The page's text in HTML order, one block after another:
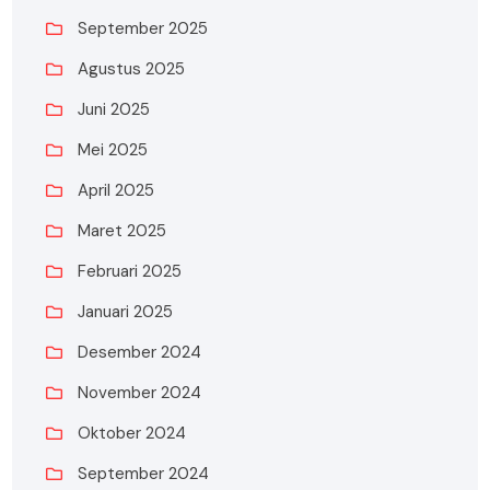
September 2025
Agustus 2025
Juni 2025
Mei 2025
April 2025
Maret 2025
Februari 2025
Januari 2025
Desember 2024
November 2024
Oktober 2024
September 2024